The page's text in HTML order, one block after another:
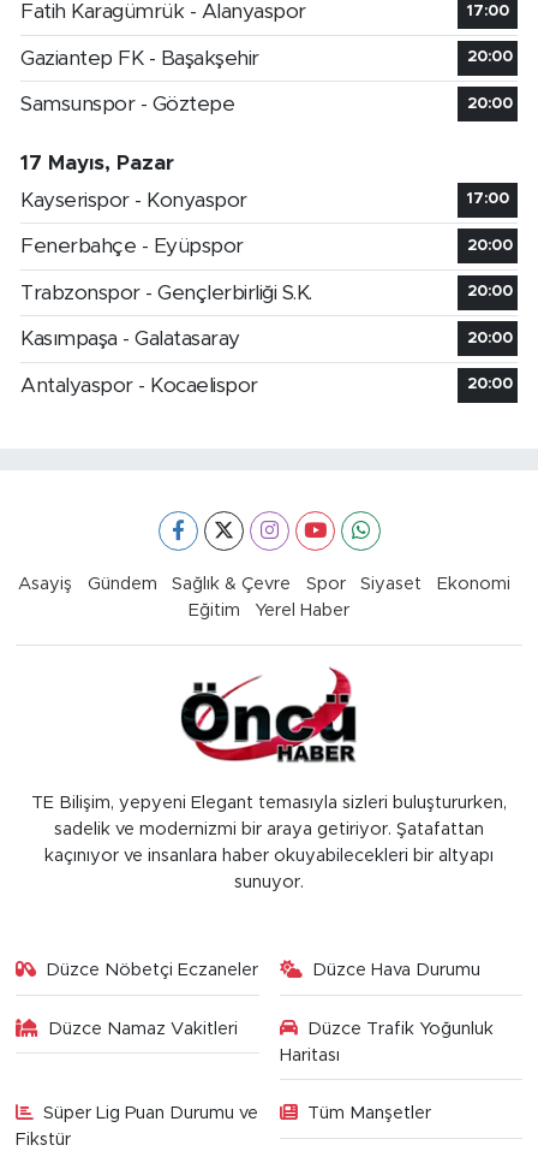
Fatih Karagümrük - Alanyaspor
17:00
Gaziantep FK - Başakşehir 20:00
Samsunspor - Göztepe 20:00
17 Mayıs, Pazar
Kayserispor - Konyaspor
17:00
Fenerbahçe - Eyüpspor 20:00
Trabzonspor - Gençlerbirliği S.K. 20:00
Kasımpaşa - Galatasaray 20:00
Antalyaspor - Kocaelispor 20:00
Asayiş Gündem Sağlık & Çevre Spor Siyaset
Ekonomi
Eğitim
Yerel Haber
TE Bilişim, yepyeni Elegant temasıyla sizleri buluştururken,
sadelik ve modernizmi bir araya getiriyor. Şatafattan
kaçınıyor ve insanlara haber okuyabilecekleri bir altyapı
sunuyor.
Düzce Nöbetçi Eczaneler Düzce Hava Durumu
Düzce Namaz Vakitleri
Düzce Trafik Yoğunluk
Haritası
Süper Lig Puan Durumu ve
Fikstür
Tüm Manşetler